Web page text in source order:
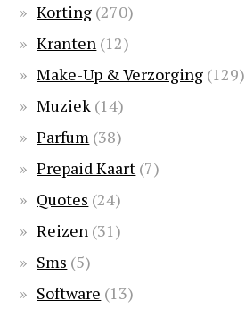
Korting (270)
Kranten (12)
Make-Up & Verzorging (129)
Muziek (14)
Parfum (38)
Prepaid Kaart (7)
Quotes (24)
Reizen (31)
Sms (5)
Software (13)